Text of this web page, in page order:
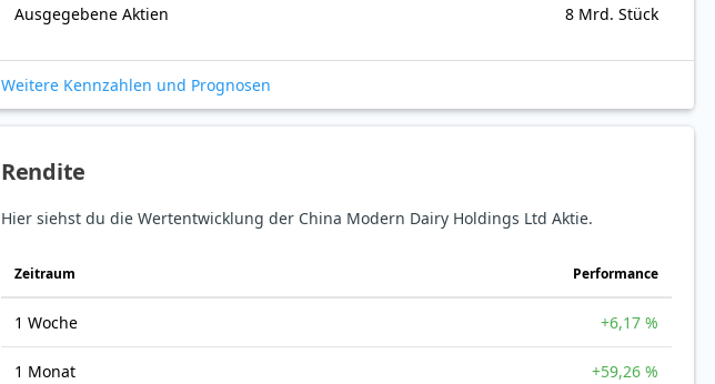
Ausgegebene Aktien 8 Mrd. Stück
Weitere Kennzahlen und Prognosen
Rendite
Hier siehst du die Wertentwicklung der China Modern Dairy Holdings Ltd Aktie.
Zeitraum Perfor­mance
1 Woche +6,17 %
1 Monat +59,26 %